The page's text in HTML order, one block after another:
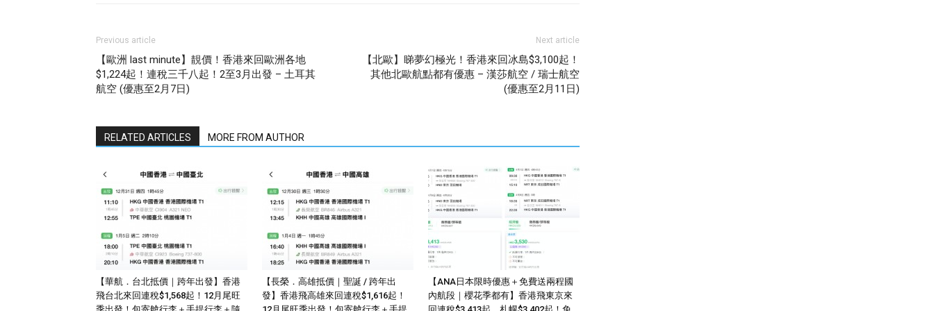
Previous article
【歐洲 last minute】靚價！香港來回歐洲各地
$1,224起！連稅三千八起！2至3月出發 – 土耳其
航空 (優惠至2月7日)
Next article
【北歐】睇夢幻極光！香港來回冰島$3,100起！
其他北歐航點都有優惠 – 漢莎航空 / 瑞士航空
(優惠至2月11日)
RELATED ARTICLES MORE FROM AUTHOR
【華航．台北抵價｜跨年出發】香港
飛台北來回連稅$1,568起！12月尾旺
【長榮．高雄抵價｜聖誕 / 跨年出
發】香港飛高雄來回連稅$1,616起！
【ANA日本限時優惠＋免費送兩程國
內航段｜櫻花季都有】香港飛東京來